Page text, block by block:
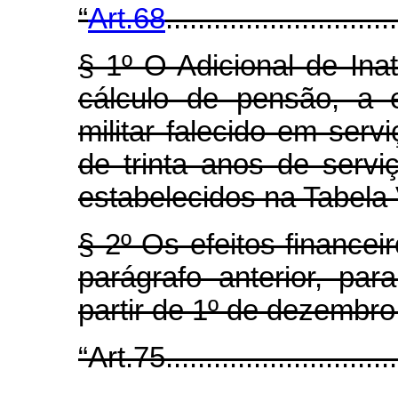
“Art.68
§ 1º O Adicional de
cálculo de pensão, a
militar falecido em
de trinta anos de
estabelecidos na
§ 2º Os efeitos
parágrafo anterior,
partir de 1º de